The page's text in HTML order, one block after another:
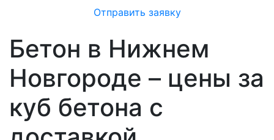
Отправить заявку
Бетон в Нижнем
Новгороде – цены за
куб бетона с